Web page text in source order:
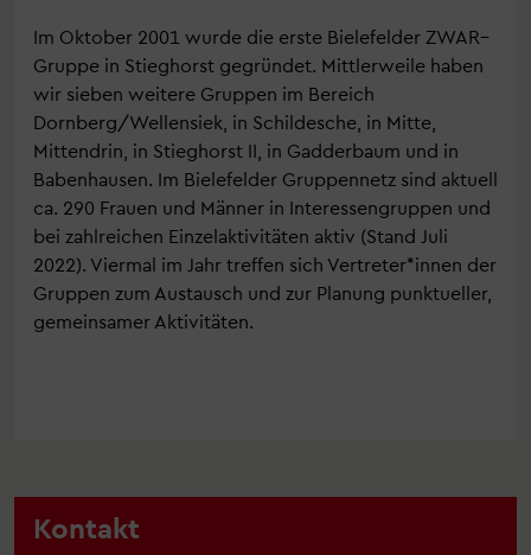
Im Oktober 2001 wurde die erste Bielefelder ZWAR–
Gruppe in Stieghorst gegründet. Mittlerweile haben
wir sieben weitere Gruppen im Bereich
Dornberg/Wellensiek, in Schildesche, in Mitte,
Mittendrin, in Stieghorst II, in Gadderbaum und in
Babenhausen. Im Bielefelder Gruppennetz sind aktuell
ca. 290 Frauen und Männer in Interessengruppen und
bei zahlreichen Einzelaktivitäten aktiv (Stand Juli
2022). Viermal im Jahr treffen sich Vertreter*innen der
Gruppen zum Austausch und zur Planung punktueller,
gemeinsamer Aktivitäten.
Kontakt